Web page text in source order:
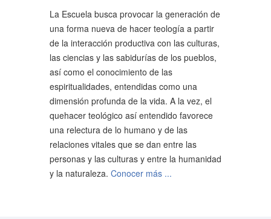
La Escuela busca provocar la generación de
una forma nueva de hacer teología a partir
de la interacción productiva con las culturas,
las ciencias y las sabidurías de los pueblos,
así como el conocimiento de las
espiritualidades, entendidas como una
dimensión profunda de la vida. A la vez, el
quehacer teológico así entendido favorece
una relectura de lo humano y de las
relaciones vitales que se dan entre las
personas y las culturas y entre la humanidad
y la naturaleza. Conocer más ...